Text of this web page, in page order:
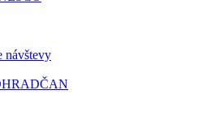
návštevy